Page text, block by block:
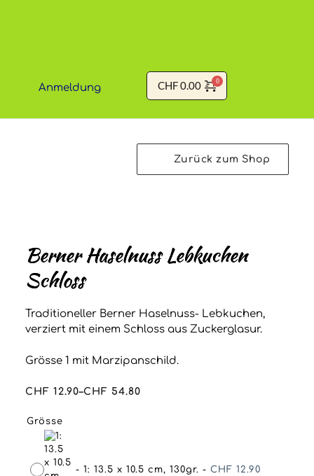
Anmeldung CHF0.00
Zurück zum Shop
Berner Haselnuss Lebkuchen
Schloss
Traditioneller Berner Haselnuss- Lebkuchen,
verziert mit einem Schloss aus Zuckerglasur.
Grösse 1 mit Marzipanschild.
CHF 12.90–CHF 54.80
Preisspanne:
CHF 12.90
CHF 54.80
Grösse
- 1: 13.5 x 10.5 cm, 130gr. - CHF 12.90